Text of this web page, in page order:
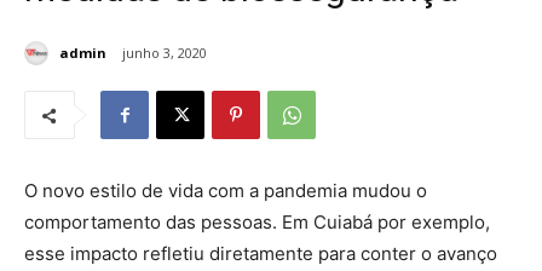
admin junho 3, 2020
O novo estilo de vida com a pandemia mudou o
comportamento das pessoas. Em Cuiabá por exemplo,
esse impacto refletiu diretamente para conter o avanço